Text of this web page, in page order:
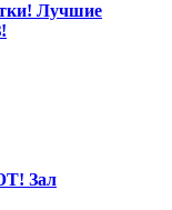
Лучшие
Зал